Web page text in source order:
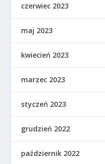
czerwiec 2023
maj 2023
kwiecień 2023
marzec 2023
styczeń 2023
grudzień 2022
październik 2022